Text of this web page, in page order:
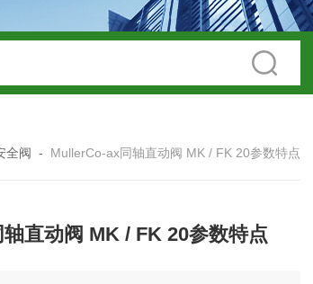
全阀 - MullerCo-ax同轴直动阀 MK / FK 20参数特点
直动阀 MK / FK 20参数特点